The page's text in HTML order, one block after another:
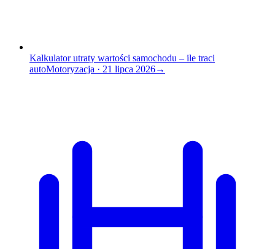
Kalkulator utraty wartości samochodu – ile traci
autoMotoryzacja · 21 lipca 2026→